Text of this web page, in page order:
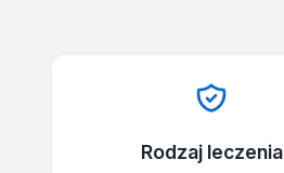
Rodzaj leczenia